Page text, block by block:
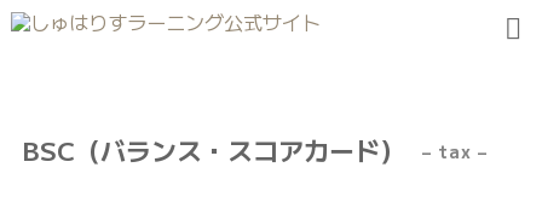
BSC（バランス・スコアカード） – tax –